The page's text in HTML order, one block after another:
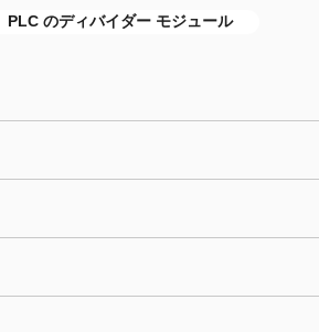
PLC のディバイダー モジュール